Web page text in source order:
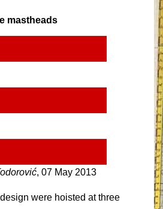
mastheads
, 07 May 2013
were hoisted at three